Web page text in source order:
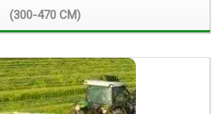
(300-470 CM)